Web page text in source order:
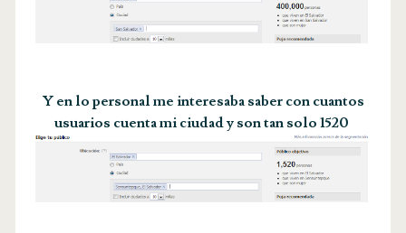
Y en lo personal me interesaba saber con cuantos
usuarios cuenta mi ciudad y son tan solo 1520